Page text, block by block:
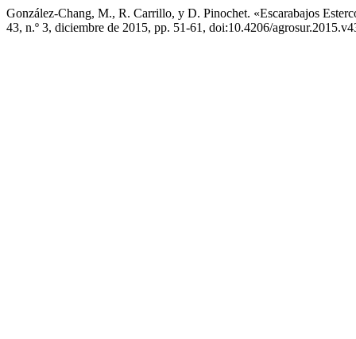
González-Chang, M., R. Carrillo, y D. Pinochet. «Escarabajos
43, n.º 3, diciembre de 2015, pp. 51-61, doi:10.4206/